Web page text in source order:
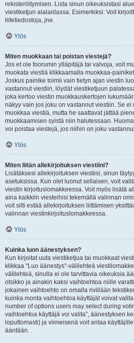
rekisteröitymisen. Lista sinun oikeuksistasi
viestiketjun alalaidassa. Esimerkiksi: Voit
liitetiedostoja, jne.
Ylös
Miten muokkaan tai poistan viestejä?
Jos et ole foorumin ylläpitäjä tai valvoja, voit
muokata viestiä klikkaamalla muokkaa-
Joskus painike toimii vain tietyn ajan viestin
vastannut viestiin, löydät viestiketjuun
joka kertoo viestin muokkauskertojen
näkyy vain jos joku on vastannut viestiin. Se
muokkaa viestiä, mutta he saattavat jättää
muokkaamisen syistä niin halutessaan.
voi poistaa viestejä, jos niihin on joku
Ylös
Miten liitän allekirjoituksen viestiini?
Lisätäksesi allekirjoituksen viestiisi, sinun
asetuksissa. Kun olet luonut sellaisen, voit
viestin kirjoituslomakkeessa. Voit myös lisätä
aina kaikkiin viesteihisi tekemällä valinnan
voit silti estää allekirjoituksen liittämisen
valinnan viestinkirjoituslomakkeessa.
Ylös
Kuinka luon äänestyksen?
Kun kirjoitat uuta viestiketjua tai muokkaat
klikkaa "Luo äänestys"-välilehteä
välilehteä, sinulla ei ole tarvittavia oikeuksia
otsikko ja ainakin kaksi vaihtoehtoa niille
jokainen vaihtoehto on omalla rivillään
kuinka monta vaihtoehtoa käyttäjät voivat
number of options users may select during
vaihtoehtoa käyttäjä voi valita”, äänestyksen
loputtomasti) ja viimeisenä voit antaa
ääntään.